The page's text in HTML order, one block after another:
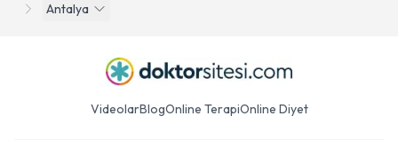
Antalya
VideolarBlogOnline TerapiOnline Diyet